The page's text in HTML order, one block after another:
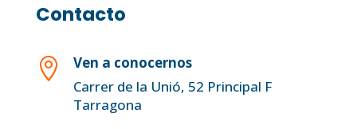
Contacto

Ven a conocernos
Carrer de la Unió, 52 Principal F
Tarragona